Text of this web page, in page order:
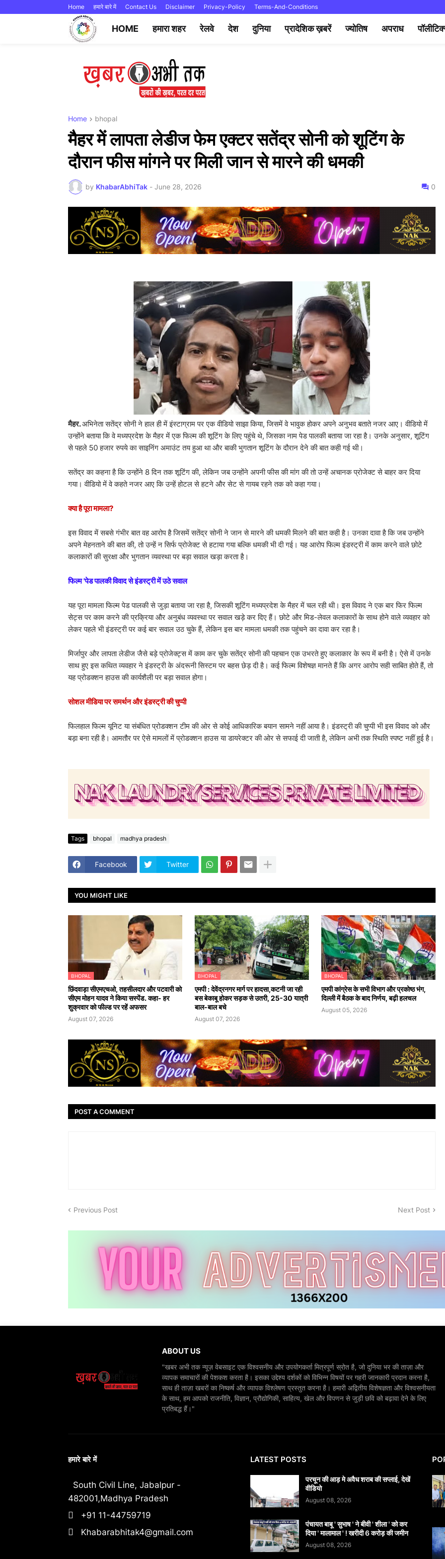
Home हमारे बारे में Contact Us Disclaimer Privacy-Policy Terms-And-Conditions
HOME हमारा शहर रेलवे देश दुनिया प्रादेशिक ख़बरें ज्योतिष अपराध
Home bhopal
मैहर में लापता लेडीज फेम एक्टर सतेंद्र सोनी को शूटिंग के
दौरान फीस मांगने पर मिली जान से मारने की धमकी
by KhabarAbhiTak - June 28, 2026 0
मैहर.अभिनेता सतेंद्र सोनी ने हाल ही में इंस्टाग्राम पर एक वीडियो साझा किया, जिसमें वे भावुक होकर अपने अनुभव बताते नजर आए। वीडियो में
उन्होंने बताया कि वे मध्यप्रदेश के मैहर में एक फिल्म की शूटिंग के लिए पहुंचे थे, जिसका नाम पेड पालकी बताया जा रहा है। उनके अनुसार, शूटिंग
से पहले 50 हजार रुपये का साइनिंग अमाउंट तय हुआ था और बाकी भुगतान शूटिंग के दौरान देने की बात कही गई थी।
सतेंद्र का कहना है कि उन्होंने 8 दिन तक शूटिंग की, लेकिन जब उन्होंने अपनी फीस की मांग की तो उन्हें अचानक प्रोजेक्ट से बाहर कर दिया
गया। वीडियो में वे कहते नजर आए कि उन्हें होटल से हटने और सेट से गायब रहने तक को कहा गया।
क्या है पूरा मामला?
इस विवाद में सबसे गंभीर बात वह आरोप है जिसमें सतेंद्र सोनी ने जान से मारने की धमकी मिलने की बात कही है। उनका दावा है कि जब उन्होंने
अपने मेहनताने की बात की, तो उन्हें न सिर्फ प्रोजेक्ट से हटाया गया बल्कि धमकी भी दी गई। यह आरोप फिल्म इंडस्ट्री में काम करने वाले छोटे
कलाकारों की सुरक्षा और भुगतान व्यवस्था पर बड़ा सवाल खड़ा करता है।
फिल्म 'पेड पालकी विवाद से इंडस्ट्री में उठे सवाल
यह पूरा मामला फिल्म पेड पालकी से जुड़ा बताया जा रहा है, जिसकी शूटिंग मध्यप्रदेश के मैहर में चल रही थी। इस विवाद ने एक बार फिर फिल्म
सेट्स पर काम करने की प्रक्रिया और अनुबंध व्यवस्था पर सवाल खड़े कर दिए हैं। छोटे और मिड-लेवल कलाकारों के साथ होने वाले व्यवहार को
लेकर पहले भी इंडस्ट्री पर कई बार सवाल उठ चुके हैं, लेकिन इस बार मामला धमकी तक पहुंचने का दावा कर रहा है।
मिर्जापुर और लापता लेडीज जैसे बड़े प्रोजेक्ट्स में काम कर चुके सतेंद्र सोनी की पहचान एक उभरते हुए कलाकार के रूप में बनी है। ऐसे में उनके
साथ हुए इस कथित व्यवहार ने इंडस्ट्री के अंदरूनी सिस्टम पर बहस छेड़ दी है। कई फिल्म विशेषज्ञ मानते हैं कि अगर आरोप सही साबित होते हैं, तो
यह प्रोडक्शन हाउस की कार्यशैली पर बड़ा सवाल होगा।
सोशल मीडिया पर समर्थन और इंडस्ट्री की चुप्पी
फिलहाल फिल्म यूनिट या संबंधित प्रोडक्शन टीम की ओर से कोई आधिकारिक बयान सामने नहीं आया है। इंडस्ट्री की चुप्पी भी इस विवाद को और
बड़ा बना रही है। आमतौर पर ऐसे मामलों में प्रोडक्शन हाउस या डायरेक्टर की ओर से सफाई दी जाती है, लेकिन अभी तक स्थिति स्पष्ट नहीं हुई है।
Tags bhopal madhya pradesh
Facebook Twitter
YOU MIGHT LIKE
BHOPAL
छिंदवाड़ा सीएमएचओ, तहसीलदार और पटवारी को
सीएम मोहन यादव ने किया सस्पेंड. कहा- हर
शुक्रवार को फील्ड पर रहें अफसर
August 07, 2026
BHOPAL
एमपी : देवेंद्रनगर मार्ग पर हादसा,कटनी जा रही
बस बेकाबू होकर सड़क से उतरी, 25-30 यात्री
बाल-बाल बचे
August 07, 2026
BHOPAL
एमपी कांग्रेस के सभी विभाग और प्रकोष्ठ भंग,
दिल्ली में बैठक के बाद निर्णय, बढ़ी हलचल
August 05, 2026
POST A COMMENT
Previous Post Next Post
ABOUT US
"खबर अभी तक न्यूज़ वेबसाइट एक विश्वसनीय और उपयोगकर्ता मित्रपूर्ण स्रोत है, जो दुनिया भर की ताज़ा और
व्यापक समाचारों की पेशकश करता है। इसका उद्देश्य दर्शकों को विभिन्न विषयों पर गहरी जानकारी प्रदान करना है,
साथ ही ताज़ा खबरों का निष्कर्ष और व्यापक विश्लेषण प्रस्तुत करना है। हमारी अद्वितीय विशेषज्ञता और विश्वसनीयता
के साथ, हम आपको राजनीति, विज्ञान, प्रौद्योगिकी, साहित्य, खेल और विपणन से जुड़ी छवि को बढ़ावा देने के लिए
प्रतिबद्ध हैं।"
हमारे बारे में
South Civil Line, Jabalpur -
482001,Madhya Pradesh
+91 11-44759719
Khabarabhitak4@gmail.com
LATEST POSTS
परचून की आड़ मे अवैध शराब की सप्लाई, देखें
वीडियो
August 08, 2026
पंचायत बाबू ' सुभाष ' ने बीवी ' शीला ' को कर
दिया ' मालामाल ' ! खरीदी 6 करोड़ की जमीन
August 08, 2026